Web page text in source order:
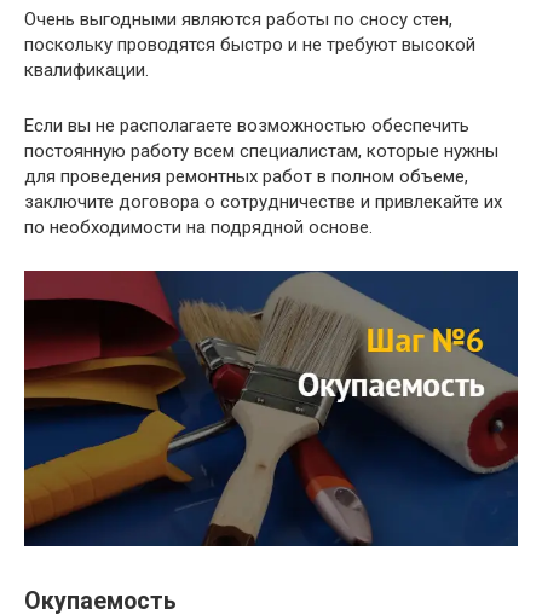
Очень выгодными являются работы по сносу стен,
поскольку проводятся быстро и не требуют высокой
квалификации.
Если вы не располагаете возможностью обеспечить
постоянную работу всем специалистам, которые нужны
для проведения ремонтных работ в полном объеме,
заключите договора о сотрудничестве и привлекайте их
по необходимости на подрядной основе.
Окупаемость